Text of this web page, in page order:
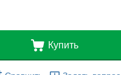
Купить